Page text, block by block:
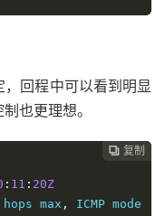
回程中可以看到明显
也更理想。
 复制
 复制
 复制
 复制
: 11 : 20Z
hops max ,